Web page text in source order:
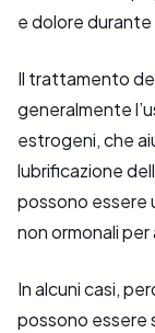
e dolore durante
Il trattamento
generalmente
estrogeni, che
lubrificazione
possono essere
non ormonali per
In alcuni casi,
possono essere